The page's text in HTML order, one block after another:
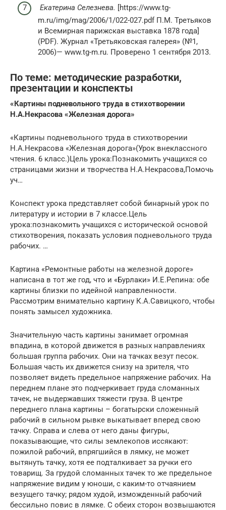
Екатерина Селезнева. [https://www.tg-
m.ru/img/mag/2006/1/022-027.pdf П.М. Третьяков
и Всемирная парижская выставка 1878 года]
(PDF). Журнал «Третьяковская галерея» (№1,
2006)— www.tg-m.ru. Проверено 1 сентября 2013.
По теме: методические разработки,
презентации и конспекты
«Картины подневольного труда в стихотворении
Н.А.Некрасова «Железная дорога»
«Картины подневольного труда в стихотворении
Н.А.Некрасова «Железная дорога»(Урок внеклассного
чтения. 6 класс.)Цель урока:Познакомить учащихся со
страницами жизни и творчества Н.А.Некрасова,Помочь
уч…
Конспект урока представляет собой бинарный урок по
литературу и истории в 7 классе.Цель
урока:познакомить учащихся с исторической основой
стихотворения, показать условия подневольного труда
рабочих. …
Картина «Ремонтные работы на железной дороге»
написана в тот же год, что и «Бурлаки» И.Е.Репина: обе
картины близки по идейной направленности.
Рассмотрим внимательно картину К.А.Савицкого, чтобы
понять замысел художника.
Значительную часть картины занимает огромная
впадина, в которой движется в разных направлениях
большая группа рабочих. Они на тачках везут песок.
Большая часть их движется снизу на зрителя, что
позволяет видеть предельное напряжение рабочих. На
переднем плане это подчеркивает груда сломанных
тачек, не выдержавших тяжести груза. В центре
переднего плана картины – богатырски сложенный
рабочий в сильном рывке выкатывает вперед свою
тачку. Справа и слева от него даны фигуры,
показывающие, что силы землекопов иссякают:
пожилой рабочий, впрягшийся в лямку, не может
вытянуть тачку, хотя ее подталкивает за ручки его
товарищ. За грудой сломанных тачек то же предельное
напряжение видим у юноши, с каким-то отчаянием
везущего тачку; рядом худой, изможденный рабочий
бессильно повис в лямке. С обеих сторон возвышаются